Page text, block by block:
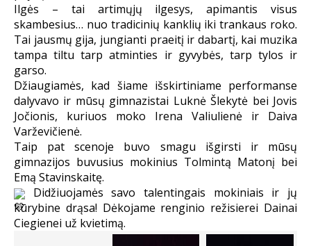
Ilgės – tai artimųjų ilgesys, apimantis visus
skambesius… nuo tradicinių kanklių iki trankaus roko.
Tai jausmų gija, jungianti praeitį ir dabartį, kai muzika
tampa tiltu tarp atminties ir gyvybės, tarp tylos ir
garso.
Džiaugiamės, kad šiame išskirtiniame performanse
dalyvavo ir mūsų gimnazistai Luknė Šlekytė bei Jovis
Jočionis, kuriuos moko Irena Valiulienė ir Daiva
Varževičienė.
Taip pat scenoje buvo smagu išgirsti ir mūsų
gimnazijos buvusius mokinius Tolmintą Matonį bei
Emą Stavinskaitę.
Didžiuojamės savo talentingais mokiniais ir jų
kūrybine drąsa! Dėkojame renginio režisierei Dainai
Ciegienei už kvietimą.